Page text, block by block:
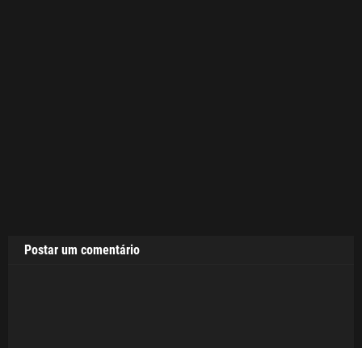
Postar um comentário